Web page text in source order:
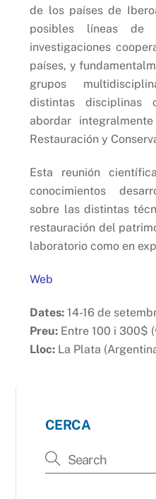
de los países de
posibles líneas de
investigaciones
países, y
grupos
distintas disciplinas
abordar
Restauración y
Esta reunión
conocimientos
sobre las distintas
restauración del
laboratorio como en
Web
Dates:14-16 de
Preu: Entre 100 i 300$
Lloc: La Plata
CERCA